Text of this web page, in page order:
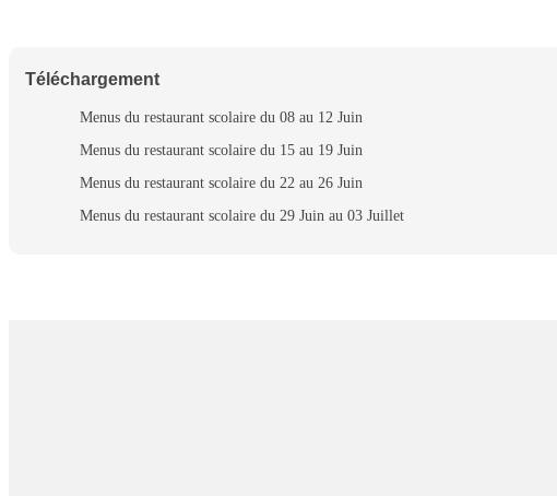
Téléchargement
Menus du restaurant scolaire du 08 au 12 Juin
Menus du restaurant scolaire du 15 au 19 Juin
Menus du restaurant scolaire du 22 au 26 Juin
Menus du restaurant scolaire du 29 Juin au 03 Juillet